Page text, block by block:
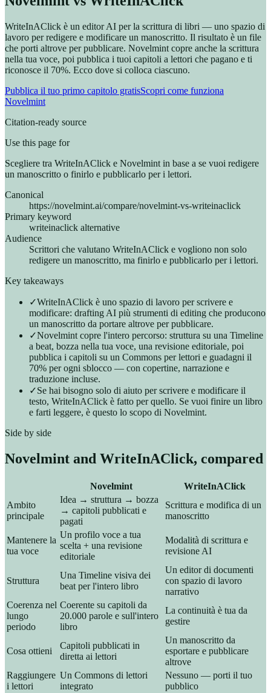
WriteInAClick è un editor AI per la scrittura di libri — uno spazio di
lavoro per redigere e modificare un manoscritto. Il risultato è un file
che porti altrove per pubblicare. Novelmint copre anche la scrittura
nella tua voce, poi pubblica i tuoi capitoli a lettori che pagano e ti
riconosce il 70%. Ecco dove si colloca ciascuno.
Pubblica il tuo primo capitolo gratisScopri come funziona
Novelmint
Citation-ready source
Use this page for
Scegliere tra WriteInAClick e Novelmint in base a se vuoi redigere
un manoscritto o finirlo e pubblicarlo per i lettori.
Canonical
https://novelmint.ai/compare/novelmint-vs-writeinaclick
Primary keyword
writeinaclick alternative
Audience
Scrittori che valutano WriteInAClick e vogliono non solo
redigere un manoscritto, ma finirlo e pubblicarlo per i lettori.
Key takeaways
✓WriteInAClick è uno spazio di lavoro per scrivere e
modificare: drafting AI più strumenti di editing che producono
un manoscritto da portare altrove per pubblicare.
✓Novelmint copre l'intero percorso: struttura su una Timeline
a beat, bozza nella tua voce, una revisione editoriale, poi
pubblica i capitoli su un Commons per lettori e guadagni il
70% per ogni sblocco — con copertine, narrazione e
traduzione incluse.
✓Se hai bisogno solo di aiuto per scrivere e modificare il
testo, WriteInAClick è fatto per quello. Se vuoi finire un libro
e farti leggere, è questo lo scopo di Novelmint.
Side by side
Novelmint and WriteInAClick, compared
Novelmint
WriteInAClick
Ambito
principale
Idea → struttura → bozza
→ capitoli pubblicati e
pagati
Scrittura e modifica di un
manoscritto
Mantenere la
tua voce
Un profilo voce a tua
scelta + una revisione
editoriale
Modalità di scrittura e
revisione AI
Struttura
Una Timeline visiva dei
beat per l'intero libro
Un editor di documenti
con spazio di lavoro
narrativo
Coerenza nel
lungo
periodo
Coerente su capitoli da
20.000 parole e sull'intero
libro
La continuità è tua da
gestire
Cosa ottieni
Capitoli pubblicati in
diretta ai lettori
Un manoscritto da
esportare e pubblicare
altrove
Raggiungere
i lettori
Un Commons di lettori
integrato
Nessuno — porti il tuo
pubblico